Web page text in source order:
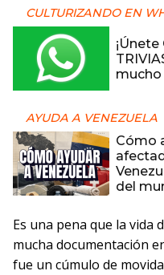
CULTURIZANDO EN
mucho
AYUDA A VENEZUELA
Cómo
del
Es una pena que la vida
mucha documentación
fue un cúmulo de